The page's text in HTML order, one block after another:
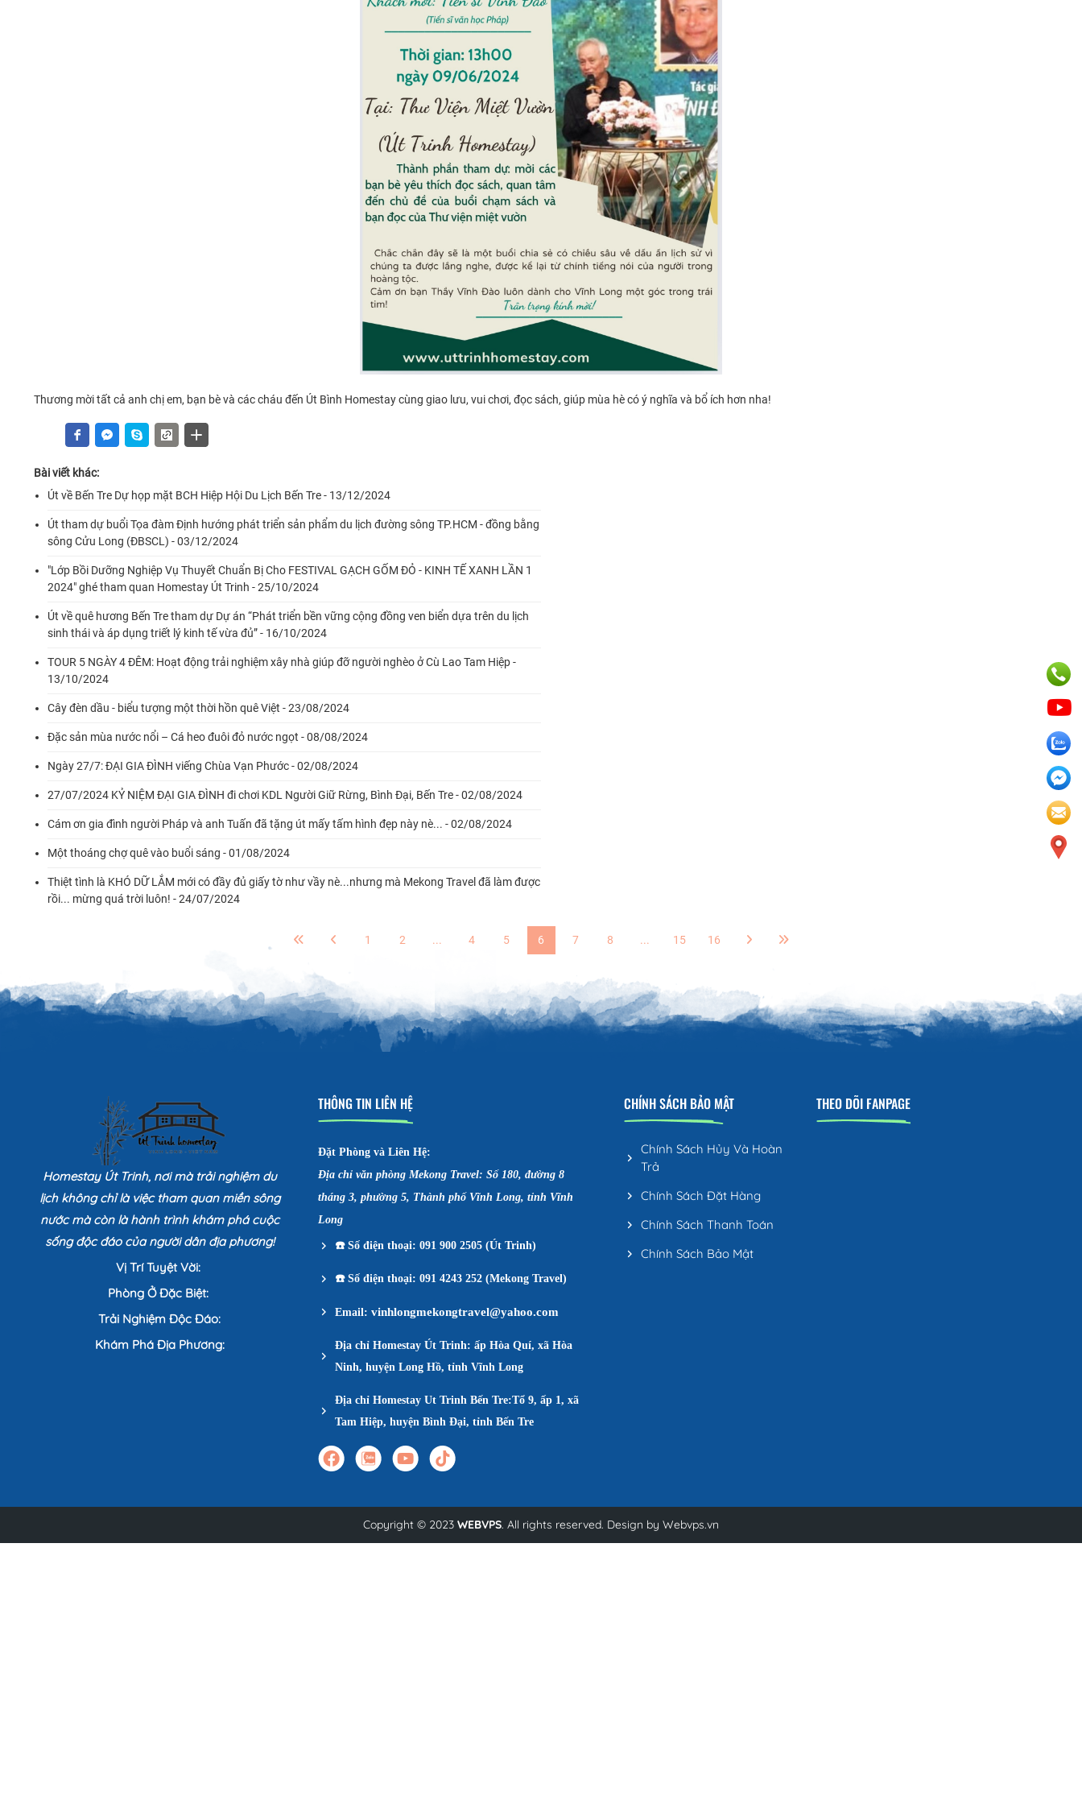
Thương mời tất cả anh chị em, bạn bè và các cháu đến Út Bình Homestay cùng giao lưu, vui chơi, đọc sách, giúp mùa hè có ý nghĩa và bổ ích hơn nha!
Bài viết khác:
Út về Bến Tre Dự họp mặt BCH Hiệp Hội Du Lịch Bến Tre - 13/12/2024
Út tham dự buổi Tọa đàm Định hướng phát triển sản phẩm du lịch đường sông TP.HCM - đồng bằng
sông Cửu Long (ĐBSCL) - 03/12/2024
"Lớp Bồi Dưỡng Nghiệp Vụ Thuyết Chuẩn Bị Cho FESTIVAL GẠCH GỐM ĐỎ - KINH TẾ XANH LẦN 1
2024" ghé tham quan Homestay Út Trinh - 25/10/2024
Út về quê hương Bến Tre tham dự Dự án “Phát triển bền vững cộng đồng ven biển dựa trên du lịch
sinh thái và áp dụng triết lý kinh tế vừa đủ” - 16/10/2024
TOUR 5 NGÀY 4 ĐÊM: Hoạt động trải nghiệm xây nhà giúp đỡ người nghèo ở Cù Lao Tam Hiệp -
13/10/2024
Cây đèn dầu - biểu tượng một thời hồn quê Việt - 23/08/2024
Đặc sản mùa nước nổi – Cá heo đuôi đỏ nước ngọt - 08/08/2024
Ngày 27/7: ĐẠI GIA ĐÌNH viếng Chùa Vạn Phước - 02/08/2024
27/07/2024 KỶ NIỆM ĐẠI GIA ĐÌNH đi chơi KDL Người Giữ Rừng, Bình Đại, Bến Tre - 02/08/2024
Cám ơn gia đình người Pháp và anh Tuấn đã tặng út mấy tấm hình đẹp này nè... - 02/08/2024
Một thoáng chợ quê vào buổi sáng - 01/08/2024
Thiệt tình là KHÓ DỮ LẮM mới có đầy đủ giấy tờ như vầy nè...nhưng mà Mekong Travel đã làm được
rồi... mừng quá trời luôn! - 24/07/2024
1 2 ... 4 5 6 7 8 ... 15 16
Homestay Út Trinh, nơi mà trải nghiệm du
lịch không chỉ là việc tham quan miền sông
nước mà còn là hành trình khám phá cuộc
sống độc đáo của người dân địa phương!
Vị Trí Tuyệt Vời:
Phòng Ở Đặc Biệt:
Trải Nghiệm Độc Đáo:
Khám Phá Địa Phương:
THÔNG TIN LIÊN HỆ
Đặt Phòng và Liên Hệ:
Địa chỉ văn phòng Mekong Travel: Số 180, đường 8
tháng 3, phường 5, Thành phố Vĩnh Long, tỉnh Vĩnh
Long
☎️Số điện thoại: 091 900 2505 (Út Trinh)
☎️Số điện thoại: 091 4243 252 (Mekong Travel)
Email: vinhlongmekongtravel@yahoo.com
Địa chỉ Homestay Út Trinh: ấp Hòa Quí, xã Hòa
Ninh, huyện Long Hồ, tỉnh Vĩnh Long
Địa chỉ Homestay Ut Trinh Bến Tre:Tổ 9, ấp 1, xã
Tam Hiệp, huyện Bình Đại, tỉnh Bến Tre
CHÍNH SÁCH BẢO MẬT
Chính Sách Hủy Và Hoàn
Trả
Chính Sách Đặt Hàng
Chính Sách Thanh Toán
Chính Sách Bảo Mật
THEO DÕI FANPAGE
Copyright © 2023 WEBVPS. All rights reserved. Design by Webvps.vn